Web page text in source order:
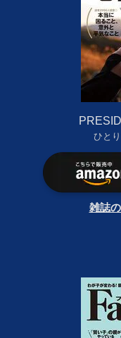
ひと
雑誌